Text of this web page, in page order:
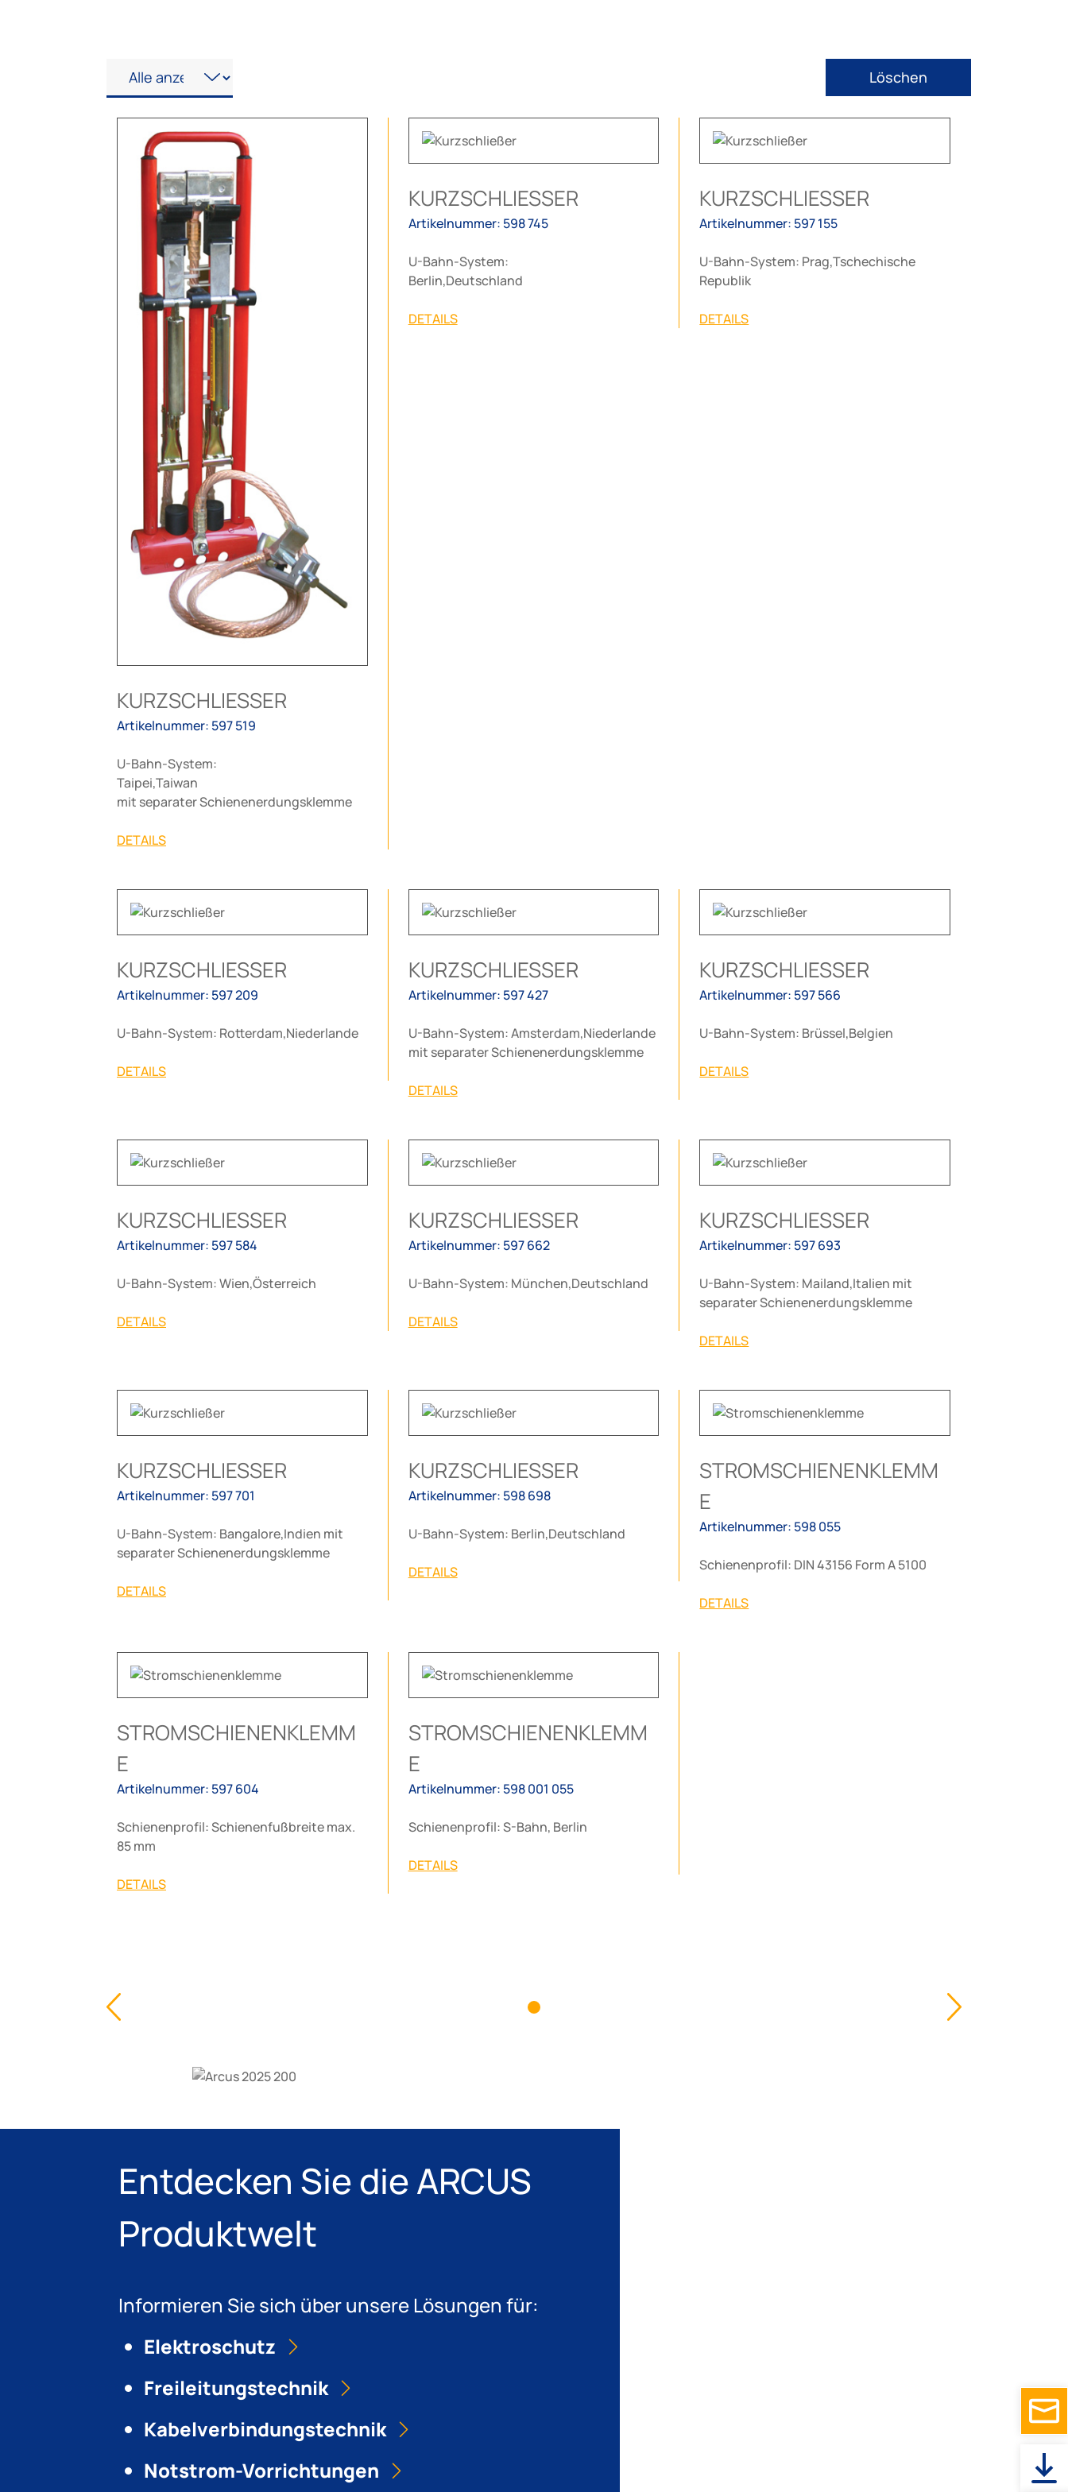
Löschen
KURZSCHLIESSER
Artikelnummer: 597 519
U-Bahn-System:
Taipei,Taiwan
mit separater Schienenerdungsklemme
DETAILS
KURZSCHLIESSER
Artikelnummer: 598 745
U-Bahn-System:
Berlin,Deutschland
DETAILS
KURZSCHLIESSER
Artikelnummer: 597 155
U-Bahn-System: Prag,Tschechische
Republik
DETAILS
KURZSCHLIESSER
Artikelnummer: 597 209
U-Bahn-System: Rotterdam,Niederlande
DETAILS
KURZSCHLIESSER
Artikelnummer: 597 427
U-Bahn-System: Amsterdam,Niederlande
mit separater Schienenerdungsklemme
DETAILS
KURZSCHLIESSER
Artikelnummer: 597 566
U-Bahn-System: Brüssel,Belgien
DETAILS
KURZSCHLIESSER
Artikelnummer: 597 584
U-Bahn-System: Wien,Österreich
DETAILS
KURZSCHLIESSER
Artikelnummer: 597 662
U-Bahn-System: München,Deutschland
DETAILS
KURZSCHLIESSER
Artikelnummer: 597 693
U-Bahn-System: Mailand,Italien mit
separater Schienenerdungsklemme
DETAILS
KURZSCHLIESSER
Artikelnummer: 597 701
U-Bahn-System: Bangalore,Indien mit
separater Schienenerdungsklemme
DETAILS
KURZSCHLIESSER
Artikelnummer: 598 698
U-Bahn-System: Berlin,Deutschland
DETAILS
STROMSCHIENENKLEMM
E
Artikelnummer: 598 055
Schienenprofil: DIN 43156 Form A 5100
DETAILS
STROMSCHIENENKLEMM
E
Artikelnummer: 597 604
Schienenprofil: Schienenfußbreite max.
85 mm
DETAILS
STROMSCHIENENKLEMM
E
Artikelnummer: 598 001 055
Schienenprofil: S-Bahn, Berlin
DETAILS
Entdecken Sie die ARCUS
Produktwelt
Informieren Sie sich über unsere Lösungen für:
Elektroschutz
Freileitungstechnik
Kabelverbindungstechnik
Notstrom-Vorrichtungen